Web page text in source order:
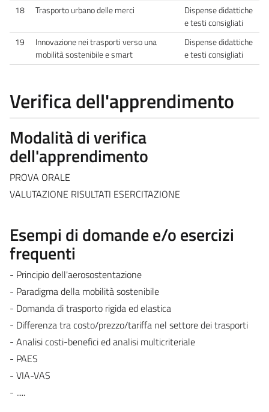
18
Trasporto urbano delle merci
Dispense didattiche
e testi consigliati
19
Innovazione nei trasporti verso una
mobilità sostenibile e smart
Dispense didattiche
e testi consigliati
Verifica dell'apprendimento
Modalità di verifica
dell'apprendimento
PROVA ORALE
VALUTAZIONE RISULTATI ESERCITAZIONE
Esempi di domande e/o esercizi
frequenti
- Principio dell'aerosostentazione
- Paradigma della mobilità sostenibile
- Domanda di trasporto rigida ed elastica
- Differenza tra costo/prezzo/tariffa nel settore dei trasporti
- Analisi costi-benefici ed analisi multicriteriale
- PAES
- VIA-VAS
- .....